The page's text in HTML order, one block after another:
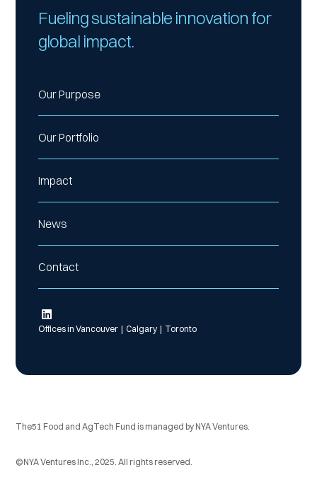
Fueling sustainable innovation for
global impact.
Our Purpose
Our Portfolio
Impact
News
Contact
Offices in Vancouver | Calgary | Toronto
©NYA Ventures Inc., 2025. All rights reserved.
The51 Food and AgTech Fund is managed by NYA Ventures.